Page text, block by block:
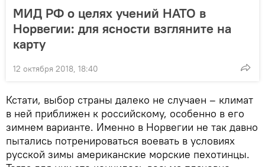
МИД РФ о целях учений НАТО в
Норвегии: для ясности взгляните на
карту
12 октября 2018, 18:40
Кстати, выбор страны далеко не случаен – климат
в ней приближен к российскому, особенно в его
зимнем варианте. Именно в Норвегии не так давно
пытались потренироваться воевать в условиях
русской зимы американские морские пехотинцы.